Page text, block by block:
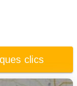
clics